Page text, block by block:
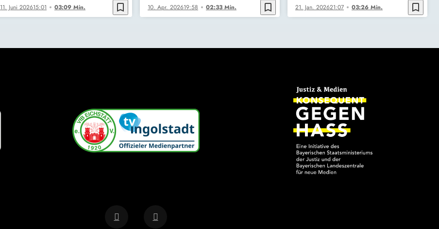
11. Juni 202615:01 03:09 Min. bookmark_border 10. Apr. 202619:58 02:33 Min. bookmark_border 21. Jan. 202621:07 03:26 Min. bookmark_border